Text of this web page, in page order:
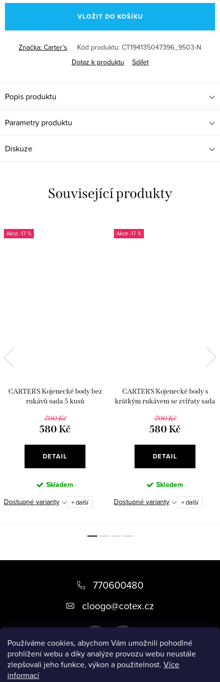
Používáme cookies, abychom Vám umožnili pohodlné
prohlížení webu a díky analýze provozu webu neustále
zlepšovali jeho funkce, výkon a použitelnost. Více
informací
cena:
VLOŽIT DO KOŠÍKU
Značka: Carter's Kód produktu: CT194135047396_9503-N
Dotaz k produktu
Sdílet
Popis produktu
Parametry produktu
Diskuze
Související produkty
-17 %
CARTER'S Kojenecké body bez
rukávů sada 5 kusů
700 Kč
580 Kč
DETAIL
Skladem
Dostupné varianty
+ další
-17 %
CARTER'S Kojenecké body s
krátkým rukávem se zvířaty sada
700 Kč
580 Kč
DETAIL
Skladem
Dostupné varianty
+ další
t
770600480
cloogo@cotex.cz
Informace pro vás